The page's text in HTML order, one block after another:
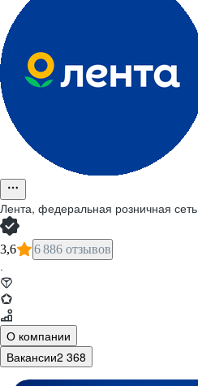
Лента, федеральная розничная сеть
3,6 6 886 отзывов
·
О компании
Вакансии2 368